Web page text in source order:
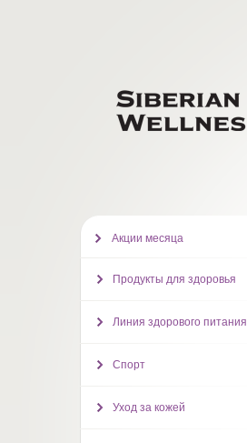
Акции месяца
Продукты для здоровья
Линия здорового питания
Спорт
Уход за кожей